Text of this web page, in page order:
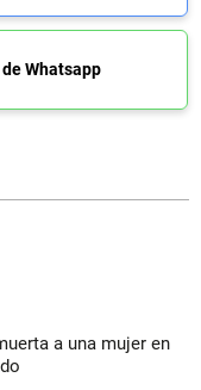
Whatsapp
a una mujer en